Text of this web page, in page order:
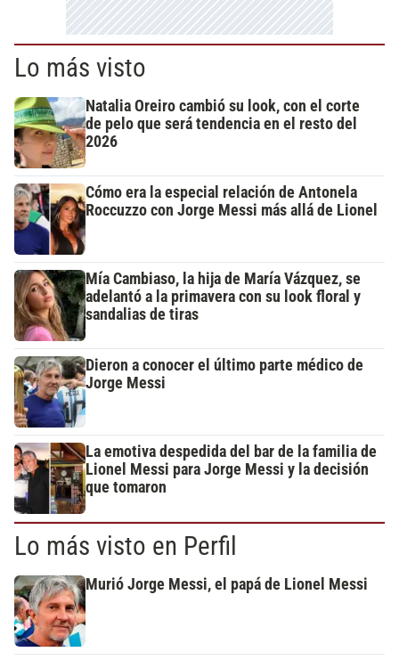
Lo más visto
Natalia Oreiro cambió su look, con el corte
de pelo que será tendencia en el resto del
2026
Cómo era la especial relación de Antonela
Roccuzzo con Jorge Messi más allá de Lionel
Mía Cambiaso, la hija de María Vázquez, se
adelantó a la primavera con su look floral y
sandalias de tiras
Dieron a conocer el último parte médico de
Jorge Messi
La emotiva despedida del bar de la familia de
Lionel Messi para Jorge Messi y la decisión
que tomaron
Lo más visto en Perfil
Murió Jorge Messi, el papá de Lionel Messi